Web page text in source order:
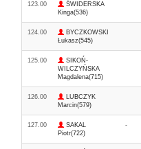
123.00
ŚWIDERSKA
Kinga(536)
124.00
BYCZKOWSKI
Łukasz(545)
125.00
SIKOŃ-
WILCZYŃSKA
Magdalena(715)
126.00
LUBCZYK
Marcin(579)
127.00
SAKAL
Piotr(722)
-